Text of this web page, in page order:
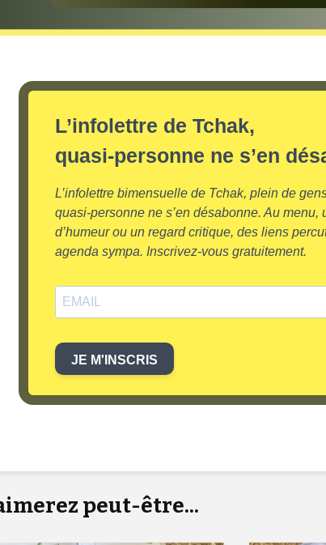
L’infolettre de Tchak,
quasi-personne ne s’en
L’infolettre bimensuelle de Tchak, plein de
quasi-personne ne s’en désabonne. Au menu,
d’humeur ou un regard critique, des liens
agenda sympa. Inscrivez-vous gratuitement.
JE M'INSCRIS
peut-être...